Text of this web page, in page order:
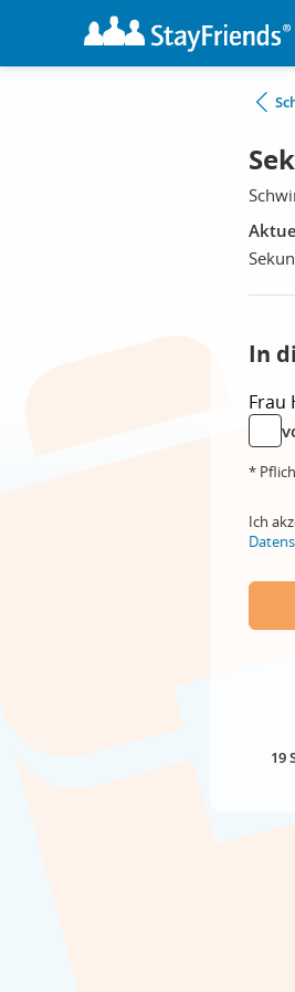
In
Frau
*
Ich
19